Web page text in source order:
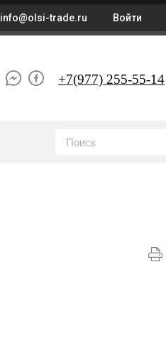
info@olsi-trade.ru Войти
+7(977) 255-55-14